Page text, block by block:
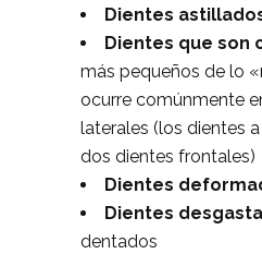
Dientes
Dientes que son
más pequeños de lo
ocurre comúnmente
laterales (los dientes
dos dientes frontales)
Dientes
Dientes
dentados